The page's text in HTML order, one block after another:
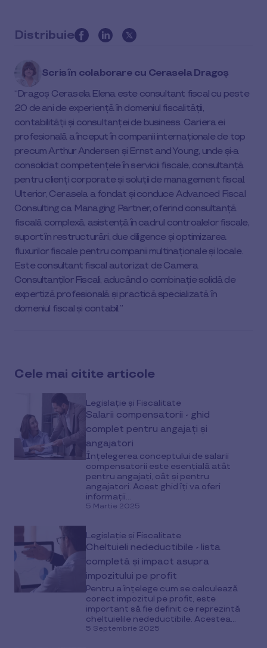
Distribuie
this
article
on
social
media
Scris în colaborare cu Cerasela Dragoș
Dragoș Cerasela Elena este consultant fiscal cu peste
20 de ani de experiență în domeniul fiscalității,
contabilității și consultanței de business. Cariera ei
profesională a început în companii internaționale de top
precum Arthur Andersen și Ernst and Young, unde și-a
consolidat competențele în servicii fiscale, consultanță
pentru clienți corporate și soluții de management fiscal.
Ulterior, Cerasela a fondat și conduce Advanced Fiscal
Consulting ca Managing Partner, oferind consultanță
fiscală complexă, asistență în cadrul controalelor fiscale,
suport în restructurări, due diligence și optimizarea
fluxurilor fiscale pentru companii multinaționale și locale.
Este consultant fiscal autorizat de Camera
Consultanților Fiscali, aducând o combinație solidă de
expertiză profesională și practică specializată în
domeniul fiscal și contabil.
Cele mai citite articole
Legislație și Fiscalitate
Salarii compensatorii - ghid
complet pentru angajați și
angajatori
Înțelegerea conceptului de salarii
compensatorii este esențială atât
pentru angajați, cât și pentru
angajatori. Acest ghid îți va oferi
informații...
5 Martie 2025
Legislație și Fiscalitate
Cheltuieli nedeductibile - lista
completă și impact asupra
impozitului pe profit
Pentru a înțelege cum se calculează
corect impozitul pe profit, este
important să fie definit ce reprezintă
cheltuielile nedeductibile. Acestea...
5 Septembrie 2025